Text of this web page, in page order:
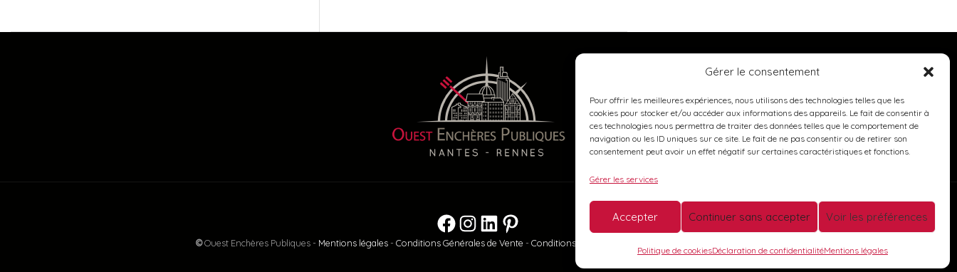
Gérer le consentement
Pour offrir les meilleures expériences, nous utilisons des technologies telles que les
cookies pour stocker et/ou accéder aux informations des appareils. Le fait de consentir à
ces technologies nous permettra de traiter des données telles que le comportement de
navigation ou les ID uniques sur ce site. Le fait de ne pas consentir ou de retirer son
consentement peut avoir un effet négatif sur certaines caractéristiques et fonctions.
Gérer les services
Accepter Continuer sans accepter Voir les préférences
Politique de cookiesDéclaration de confidentialitéMentions légales
Facebook
Instagram
LinkedIn
Pinterest
©Ouest Enchères Publiques - Mentions légales- Conditions Générales de Vente - Conditions Générales d’Expédition